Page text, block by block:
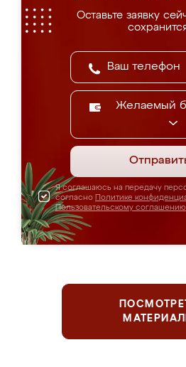
Оставьте заявку
Желаемый
Я соглашаюсь на передачу
согласно Политике
Пользовательскому соглашению